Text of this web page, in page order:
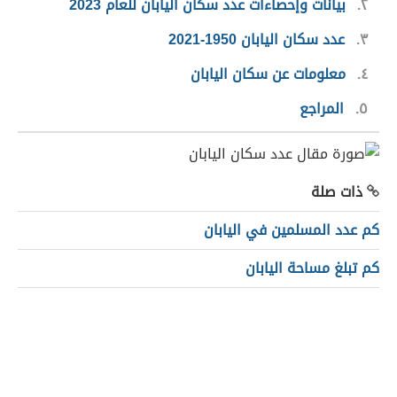
٣ عدد سكان اليابان 1950-2021
٤ معلومات عن سكان اليابان
٥
المراجع
ذات صلة
كم عدد المسلمين في اليابان
كم تبلغ مساحة اليابان